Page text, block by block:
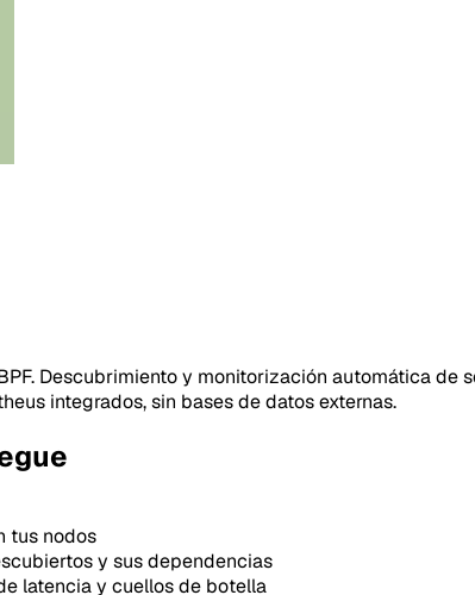
Descubrimiento y monitorización automática de
integrados, sin bases de datos externas.
tus nodos
y sus dependencias
latencia y cuellos de botella